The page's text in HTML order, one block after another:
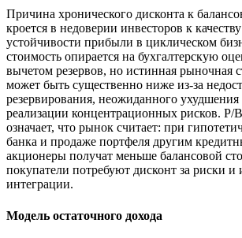
Причина хронического дисконта к
кроется в недоверии инвесторов к
устойчивости прибыли в циклическом
стоимость опирается на бухгалтерскую
вычетом резервов, но истинная рыночная
может быть существенно ниже из-за
резервирования, неожиданного
реализации концентрационных рисков.
означает, что рынок считает: при
банка и продаже портфеля другим
акционеры получат меньше балансовой
покупатели потребуют дисконт за риски и
интеграции.
Модель остаточного дохода